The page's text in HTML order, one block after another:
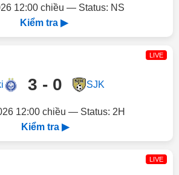
12:00 chiều — Status: NS
Kiểm tra ▶
LIVE
3 - 0 SJK
12:00 chiều — Status: 2H
Kiểm tra ▶
LIVE